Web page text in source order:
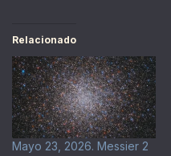
Relacionado
Mayo 23, 2026. Messier 2